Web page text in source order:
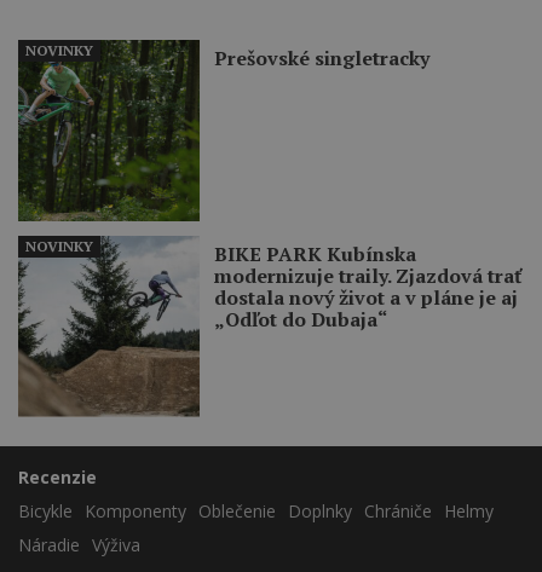
Prešovské singletracky
NOVINKY
BIKE PARK Kubínska
modernizuje traily. Zjazdová trať
dostala nový život a v pláne je aj
„Odľot do Dubaja“
NOVINKY
Recenzie
Bicykle
Komponenty Oblečenie Doplnky Chrániče
Helmy
Náradie Výživa